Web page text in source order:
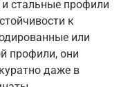
стальные профили
к
или
профили, они
даже в